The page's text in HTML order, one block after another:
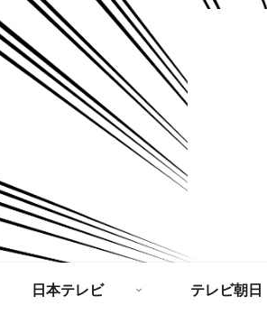
日本テレビ テレビ朝日